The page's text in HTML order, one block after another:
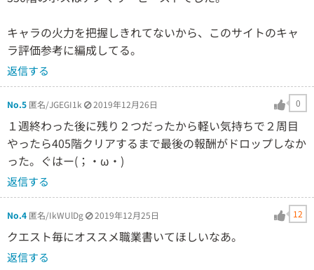
キャラの火力を把握しきれてないから、このサイトのキャ
ラ評価参考に編成してる。
返信する
No.5 匿名/JGEGI1k 2019年12月26日 0
１週終わった後に残り２つだったから軽い気持ちで２周目
やったら405階クリアするまで最後の報酬がドロップしなか
った。ぐはー(；・ω・)
返信する
No.4 匿名/IkWUlDg 2019年12月25日 12
クエスト毎にオススメ職業書いてほしいなあ。
返信する